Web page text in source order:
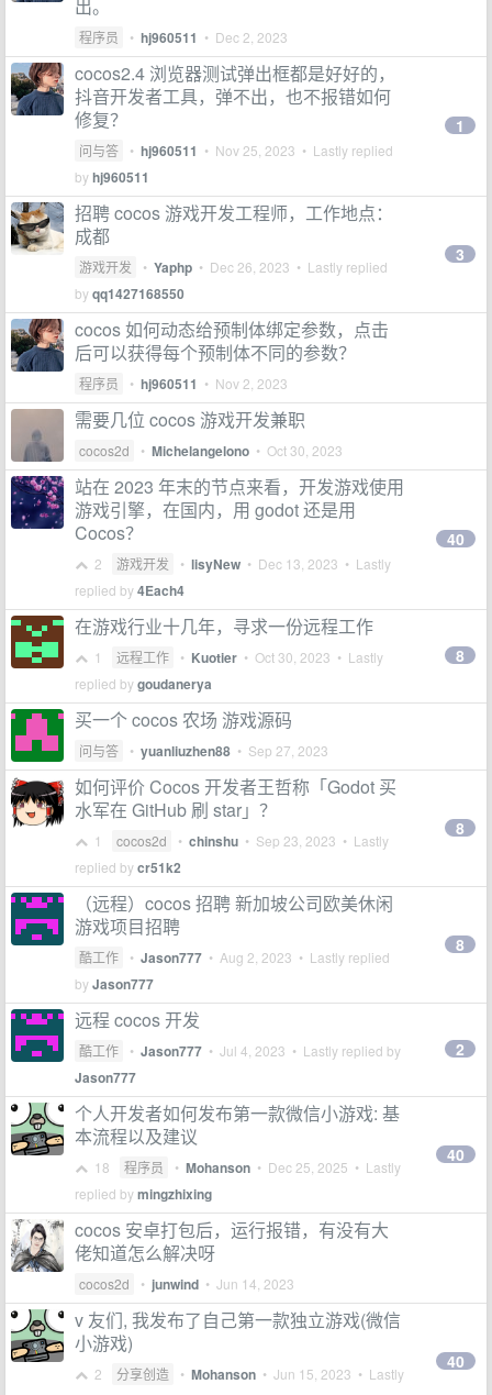
出。
程序员 • hj960511 • Dec 2, 2023
cocos2.4 浏览器测试弹出框都是好好的，
抖音开发者工具，弹不出，也不报错如何
修复？
问与答 • hj960511 • Nov 25, 2023 • Lastly replied
byhj960511
1
招聘 cocos 游戏开发工程师，工作地点：
成都
游戏开发 • Yaphp • Dec 26, 2023 • Lastly replied
byqq1427168550
3
cocos 如何动态给预制体绑定参数，点击
后可以获得每个预制体不同的参数？
程序员 • hj960511 • Nov 2, 2023
需要几位 cocos 游戏开发兼职
cocos2d • Michelangelono • Oct 30, 2023
站在 2023 年末的节点来看，开发游戏使用
游戏引擎，在国内，用 godot 还是用
Cocos？
2 游戏开发 • lisyNew • Dec 13, 2023 • Lastly
replied by4Each4
40
在游戏行业十几年，寻求一份远程工作
1 远程工作 • Kuotier • Oct 30, 2023 • Lastly
replied bygoudanerya
8
买一个 cocos 农场 游戏源码
问与答 • yuanliuzhen88 • Sep 27, 2023
如何评价 Cocos 开发者王哲称「Godot 买
水军在 GitHub 刷 star」？
1 cocos2d • chinshu • Sep 23, 2023 • Lastly
replied bycr51k2
8
（远程）cocos 招聘 新加坡公司欧美休闲
游戏项目招聘
酷工作 • Jason777 • Aug 2, 2023 • Lastly replied
byJason777
8
远程 cocos 开发
酷工作 • Jason777 • Jul 4, 2023 • Lastly replied by
Jason777
2
个人开发者如何发布第一款微信小游戏: 基
本流程以及建议
18 程序员 • Mohanson • Dec 25, 2025 • Lastly
replied bymingzhixing
40
cocos 安卓打包后，运行报错，有没有大
佬知道怎么解决呀
cocos2d • junwind • Jun 14, 2023
v 友们, 我发布了自己第一款独立游戏(微信
小游戏)
2 分享创造 • Mohanson • Jun 15, 2023 • Lastly
40